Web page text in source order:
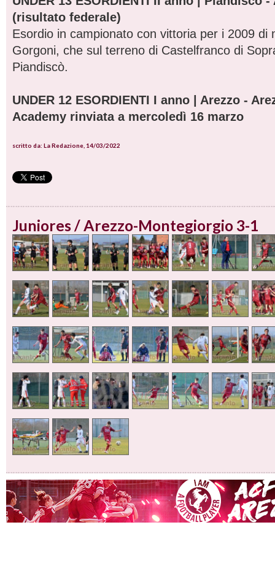
(risultato federale)
Esordio in campionato con vittoria per i 2009 di
Gorgoni, che sul terreno di Castelfranco di
Piandiscò.
UNDER 12 ESORDIENTI I anno | Arezzo -
Academy rinviata a mercoledì 16 marzo
scritto da: La Redazione, 14/03/2022
Juniores / Arezzo-Montegiorgio 3-1